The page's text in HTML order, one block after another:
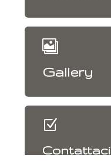

Gallery
Z
Contattaci